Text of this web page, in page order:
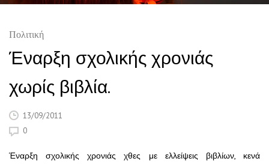
Πολιτική
Έναρξη σχολικής χρονιάς
χωρίς βιβλία.
13/09/2011
0
Έναρξη σχολικής χρονιάς χθες με ελλείψεις βιβλίων, κενά